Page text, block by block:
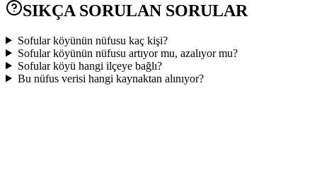
SIKÇA SORULAN SORULAR
Sofular köyünün nüfusu kaç kişi?
Sofular köyünün nüfusu artıyor mu, azalıyor mu?
Sofular köyü hangi ilçeye bağlı?
Bu nüfus verisi hangi kaynaktan alınıyor?